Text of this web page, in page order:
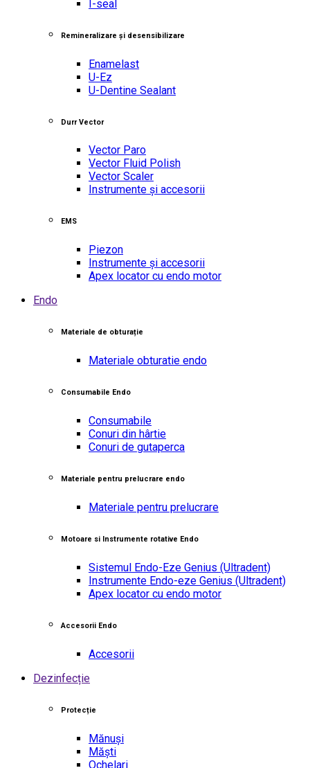
I-seal
Remineralizare și desensibilizare
Enamelast
U-Ez
U-Dentine Sealant
Durr Vector
Vector Paro
Vector Fluid Polish
Vector Scaler
Instrumente și accesorii
EMS
Piezon
Instrumente și accesorii
Apex locator cu endo motor
Endo
Materiale de obturație
Materiale obturatie endo
Consumabile Endo
Consumabile
Conuri din hârtie
Conuri de gutaperca
Materiale pentru prelucrare endo
Materiale pentru prelucrare
Motoare si Instrumente rotative Endo
Sistemul Endo-Eze Genius (Ultradent)
Instrumente Endo-eze Genius (Ultradent)
Apex locator cu endo motor
Accesorii Endo
Accesorii
Dezinfecție
Protecție
Mănuși
Măști
Ochelari